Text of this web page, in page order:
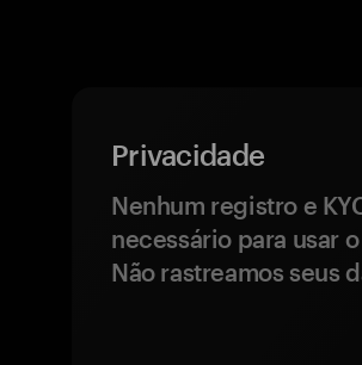
Privacidade
Nenhum registro e
necessário para usar
Não rastreamos seus